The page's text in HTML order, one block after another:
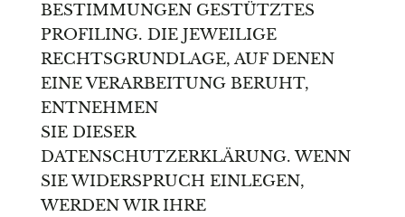
BESTIMMUNGEN GESTÜTZTES
PROFILING. DIE JEWEILIGE
RECHTSGRUNDLAGE, AUF DENEN
EINE VERARBEITUNG BERUHT,
ENTNEHMEN
SIE DIESER
DATENSCHUTZERKLÄRUNG. WENN
SIE WIDERSPRUCH EINLEGEN,
WERDEN WIR IHRE